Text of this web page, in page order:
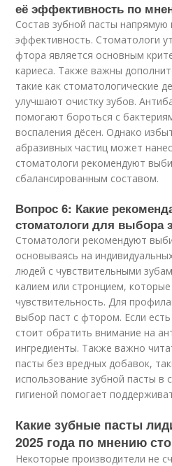
её эффективность по
Состав зубной пасты напрямую
эффективность. Стоматологи
фтора является основным
кариеса. Также важны
такие как стоматологические
улучшают очистку зубов.
помогают бороться с
воспаления дёсен. Однако
абразивных частиц может
стоматологи рекомендуют
сбалансированным составом.
Вопрос 6: Какие
стоматологи для выбора
Стоматологи рекомендуют
основываясь на
людей с чувствительными
калием или стронцием,
чувствительность. Для
выбор паст с фтором. Если
стоит обратить внимание на
ингредиенты. Также важно
пасты без вредных добавок,
использование зубной пасты в
гигиеной помогает
Какие зубные пасты
2025 года по мнению
Некоторые производители не